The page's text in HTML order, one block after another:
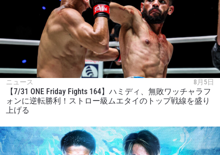
ニュース 8月5日
【7/31 ONE Friday Fights 164】ハミディ、無敗ワッチャラフ
ォンに逆転勝利！ストロー級ムエタイのトップ戦線を盛り
上げる